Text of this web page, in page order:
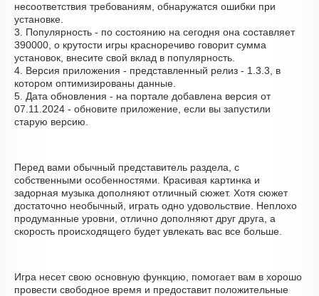
несоответствия требованиям, обнаружатся ошибки при
установке.
3. Популярность - по состоянию на сегодня она составляет
390000, о крутости игры красноречиво говорит сумма
установок, внесите свой вклад в популярность.
4. Версия приложения - представленный релиз - 1.3.3, в
котором оптимизированы данные.
5. Дата обновления - на портале добавлена версия от
07.11.2024 - обновите приложение, если вы запустили
старую версию.
Перед вами обычный представитель раздела, с
собственными особенностями. Красивая картинка и
задорная музыка дополняют отличный сюжет. Хотя сюжет
достаточно необычный, играть одно удовольствие. Неплохо
продуманные уровни, отлично дополняют друг друга, а
скорость происходящего будет увлекать вас все больше.
Игра несет свою основную функцию, помогает вам в хорошо
провести свободное время и предоставит положительные